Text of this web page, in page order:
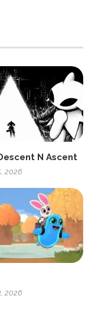
N Ascent
2026
2026